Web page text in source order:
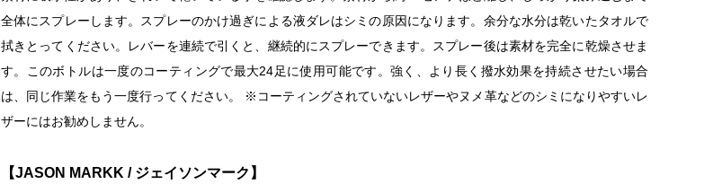
全体にスプレーします。スプレーのかけ過ぎによる液ダレはシミの原因になります。余分な水分は乾いたタオルで
拭きとってください。レバーを連続で引くと、継続的にスプレーできます。スプレー後は素材を完全に乾燥させま
す。このボトルは一度のコーティングで最大24足に使用可能です。強く、より長く撥水効果を持続させたい場合
は、同じ作業をもう一度行ってください。 ※コーティングされていないレザーやヌメ革などのシミになりやすいレ
ザーにはお勧めしません。
【JASON MARKK / ジェイソンマーク】